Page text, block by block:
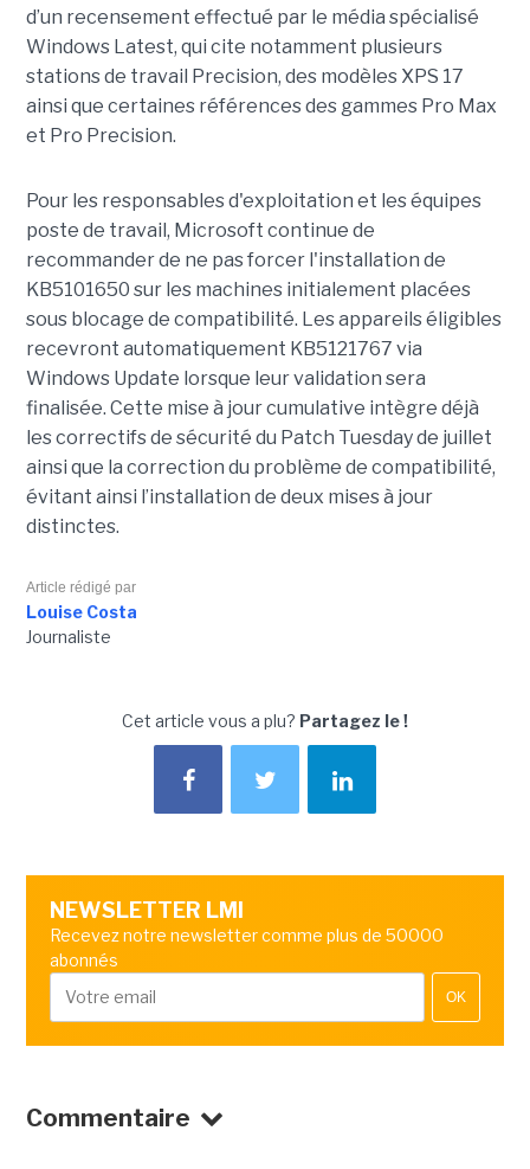
d’un recensement effectué par le média spécialisé
Windows Latest, qui cite notamment plusieurs
stations de travail Precision, des modèles XPS 17
ainsi que certaines références des gammes Pro Max
et Pro Precision.
Pour les responsables d'exploitation et les équipes
poste de travail, Microsoft continue de
recommander de ne pas forcer l'installation de
KB5101650 sur les machines initialement placées
sous blocage de compatibilité. Les appareils éligibles
recevront automatiquement KB5121767 via
Windows Update lorsque leur validation sera
finalisée. Cette mise à jour cumulative intègre déjà
les correctifs de sécurité du Patch Tuesday de juillet
ainsi que la correction du problème de compatibilité,
évitant ainsi l’installation de deux mises à jour
distinctes.
Article rédigé par
Louise Costa
Journaliste
Cet article vous a plu? Partagez le !
NEWSLETTER LMI
Recevez notre newsletter comme plus de 50000
abonnés
OK
Commentaire